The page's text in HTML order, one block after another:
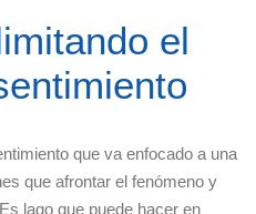
el
que va enfocado a una
que afrontar el fenómeno y
lago que puede hacer en